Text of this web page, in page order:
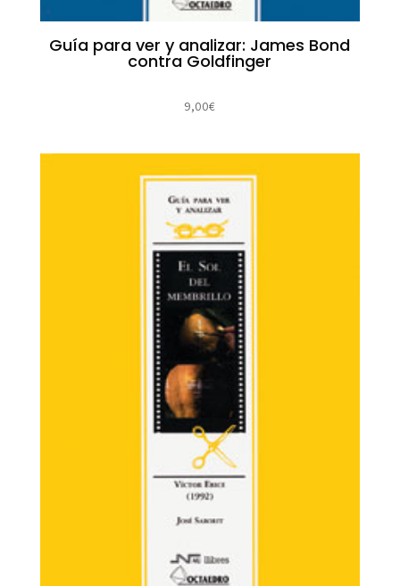
Guía para ver y analizar: James Bond
contra Goldfinger
9,00€